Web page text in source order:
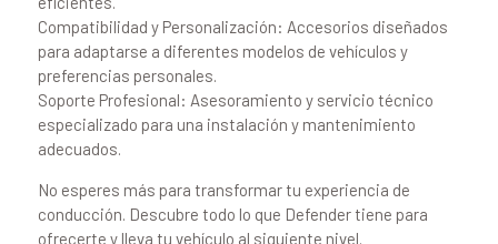
Compatibilidad y Personalización: Accesorios diseñados
para adaptarse a diferentes modelos de vehículos y
preferencias personales.
Soporte Profesional: Asesoramiento y servicio técnico
especializado para una instalación y mantenimiento
adecuados.
No esperes más para transformar tu experiencia de
conducción. Descubre todo lo que Defender tiene para
ofrecerte y lleva tu vehículo al siguiente nivel.